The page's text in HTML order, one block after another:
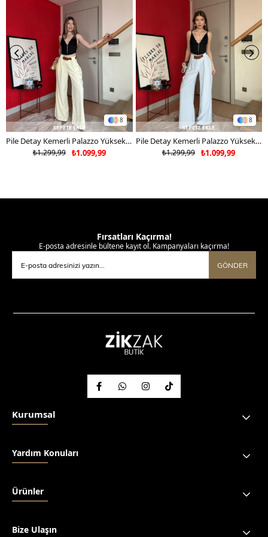
8
SEPETE EKLE
Pile Detay Kemerli Palazzo Yüksek Bel Pantolon Sarı 2081
₺1.099,99
₺1.299,99
8
SEPETE EKLE
Pile Detay Kemerli Palazzo Yüksek Bel Pantolon Mavi 2081
₺1.099,99
₺1.299,99
Fırsatları Kaçırma!
E-posta adresinle bültene kayıt ol. Kampanyaları kaçırma!
GÖNDER
Kurumsal
Yardım Konuları
Ürünler
Bize Ulaşın